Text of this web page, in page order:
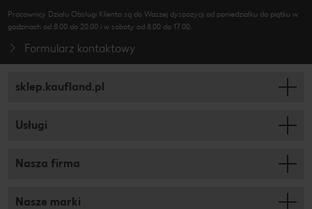
Pracownicy Działu Obsługi Klienta są do Waszej dyspozycji od poniedziałku do piątku w
godzinach od 8.00 do 20.00 i w soboty od 8.00 do 17.00.
Formularz kontaktowy
sklep.kaufland.pl
Usługi
Nasza firma
Nasze marki